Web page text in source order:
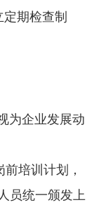
期检查制
企业发展动
培训计划，
员统一颁发上